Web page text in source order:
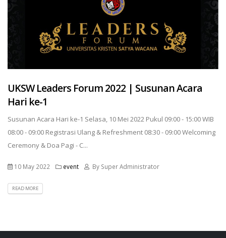
UKSW Leaders Forum 2022 | Susunan Acara
Hari ke-1
Susunan Acara Hari ke-1 Selasa, 10 Mei 2022 Pukul 09:00 - 15:00 WIB
08:00 - 09:00 Registrasi Ulang & Refreshment 08:30 - 09:00 Welcoming
Ceremony & Doa Pagi - C...
10 May 2022 event By Super Administrator
READ MORE